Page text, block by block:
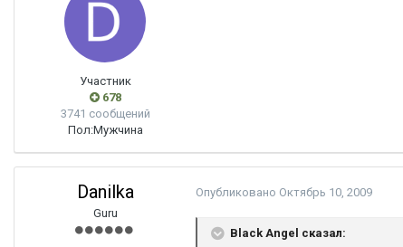
Участник
678
3741 сообщений
Пол:Мужчина
Danilka
Guru
Опубликовано Октябрь 10, 2009
Black Angel сказал: